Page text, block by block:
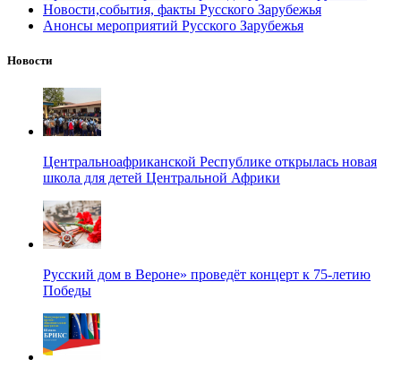
Новости,события, факты Русского Зарубежья
Анонсы мероприятий Русского Зарубежья
Новости
Центральноафриканской Республике открылась новая
школа для детей Центральной Африки
Русский дом в Вероне» проведёт концерт к 75-летию
Победы